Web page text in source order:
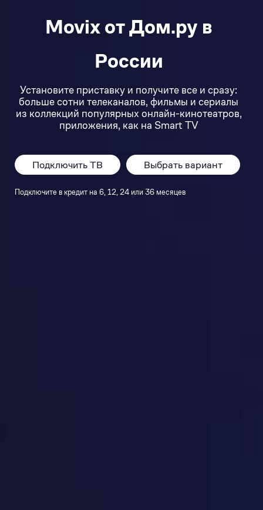
Movix от Дом.ру в
России
Установите приставку и получите все и сразу:
больше сотни телеканалов, фильмы и сериалы
из коллекций популярных онлайн-кинотеатров,
приложения, как на Smart TV
Подключить ТВ Выбрать вариант
Подключите в кредит на 6, 12, 24 или 36 месяцев